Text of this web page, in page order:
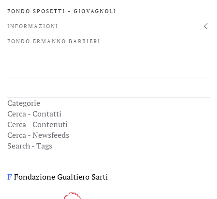
FONDO SPOSETTI - GIOVAGNOLI
INFORMAZIONI
FONDO ERMANNO BARBIERI
Categorie
Cerca - Contatti
Cerca - Contenuti
Cerca - Newsfeeds
Search - Tags
F Fondazione Gualtiero Sarti